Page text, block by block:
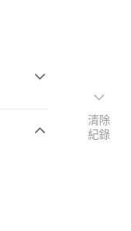
清除
紀錄